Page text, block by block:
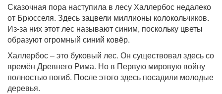
Сказочная пора наступила в лесу Халлербос недалеко
от Брюсселя. Здесь зацвели миллионы колокольчиков.
Из-за них этот лес называют синим, поскольку цветы
образуют огромный синий ковёр.
Халлербос – это буковый лес. Он существовал здесь со
времён Древнего Рима. Но в Первую мировую войну
полностью погиб. После этого здесь посадили молодые
деревья.